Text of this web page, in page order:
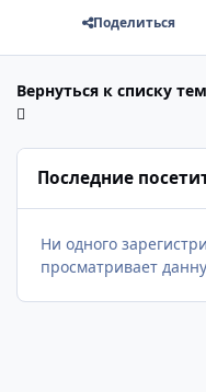
Поделиться
Вернуться к списку тем
Последние
Ни одного
просматривает